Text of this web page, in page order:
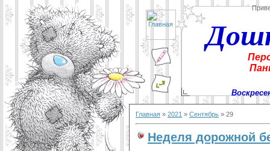
Главная » 2021 » Сентябрь » 29
Неделя дорожной